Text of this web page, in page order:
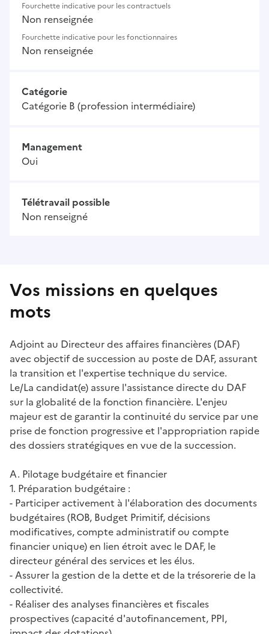
Fourchette indicative pour les contractuels
Non renseignée
Fourchette indicative pour les fonctionnaires
Non renseignée
Catégorie
Catégorie B (profession intermédiaire)
Management
Oui
Télétravail possible
Non renseigné
Vos missions en quelques
mots
Adjoint au Directeur des affaires financières (DAF)
avec objectif de succession au poste de DAF, assurant
la transition et l'expertise technique du service.
Le/La candidat(e) assure l'assistance directe du DAF
sur la globalité de la fonction financière. L'enjeu
majeur est de garantir la continuité du service par une
prise de fonction progressive et l'appropriation rapide
des dossiers stratégiques en vue de la succession.
A. Pilotage budgétaire et financier
1. Préparation budgétaire :
- Participer activement à l'élaboration des documents
budgétaires (ROB, Budget Primitif, décisions
modificatives, compte administratif ou compte
financier unique) en lien étroit avec le DAF, le
directeur général des services et les élus.
- Assurer la gestion de la dette et de la trésorerie de la
collectivité.
- Réaliser des analyses financières et fiscales
prospectives (capacité d'autofinancement, PPI,